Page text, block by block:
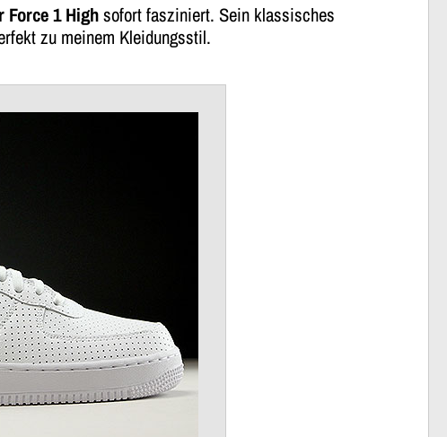
Force 1 Highsofort fasziniert. Sein klassisches
zu meinem Kleidungsstil.